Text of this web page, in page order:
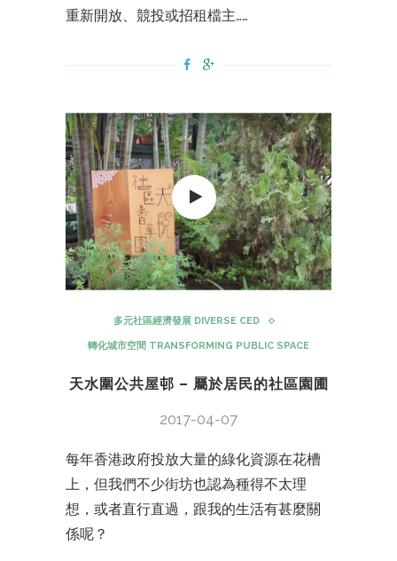
重新開放、競投或招租檔主……
多元社區經濟發展 DIVERSE CED
轉化城市空間 TRANSFORMING PUBLIC SPACE
天水圍公共屋邨 – 屬於居民的社區園圃
2017-04-07
每年香港政府投放大量的綠化資源在花槽
上，但我們不少街坊也認為種得不太理
想，或者直行直過，跟我的生活有甚麼關
係呢？